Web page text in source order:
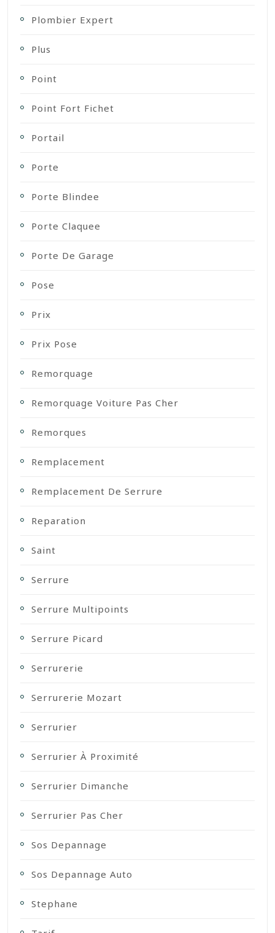
Plombier Expert
Plus
Point
Point Fort Fichet
Portail
Porte
Porte Blindee
Porte Claquee
Porte De Garage
Pose
Prix
Prix Pose
Remorquage
Remorquage Voiture Pas Cher
Remorques
Remplacement
Remplacement De Serrure
Reparation
Saint
Serrure
Serrure Multipoints
Serrure Picard
Serrurerie
Serrurerie Mozart
Serrurier
Serrurier À Proximité
Serrurier Dimanche
Serrurier Pas Cher
Sos Depannage
Sos Depannage Auto
Stephane